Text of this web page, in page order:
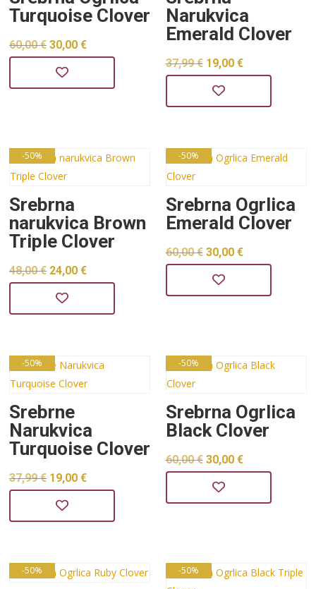
Turquoise Clover
60,00€ Izvorna
cijena
bila
30,00€
je:
Narukvica
Emerald Clover
37,99€ Izvorna
cijena
bila
37,99 €.
19,00 €
je:
-50%
Srebrna
narukvica Brown
Triple Clover
48,00€ Izvorna
cijena
bila
48,00 €.
24,00€
je:
-50%
Srebrna Ogrlica
Emerald Clover
60,00€ Izvorna
cijena
bila
30,00 €
je:
-50%
Srebrne
Narukvica
Turquoise Clover
37,99€ Izvorna
cijena
bila
37,99 €.
19,00€
je:
-50%
Srebrna Ogrlica
Black Clover
60,00€ Izvorna
cijena
bila
30,00 €
je:
-50% -50%